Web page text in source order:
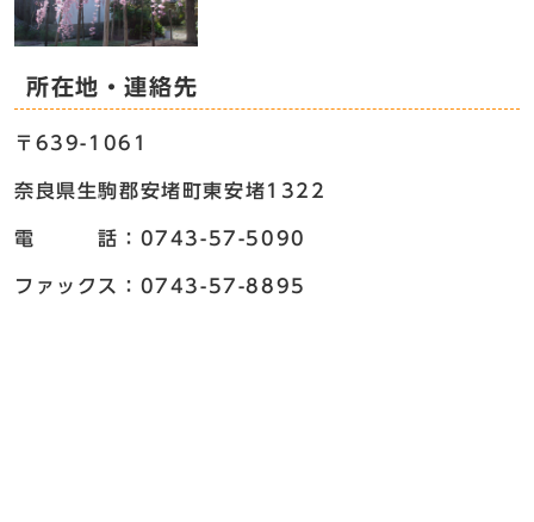
所在地・連絡先
〒639-1061
奈良県生駒郡安堵町東安堵1322
電 話：0743-57-5090
ファックス：0743-57-8895